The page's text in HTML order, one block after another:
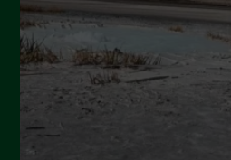
Maggio 2024
Aprile 2024
Marzo 2024
Febbraio 2024